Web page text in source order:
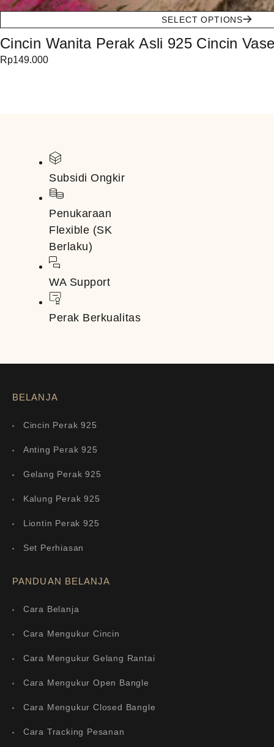
SELECT OPTIONS
Cincin Wanita Perak Asli 925 Cincin
Rp149.000
Subsidi Ongkir
Penukaraan
Flexible (SK
Berlaku)
WA Support
Perak Berkualitas
BELANJA
Cincin Perak 925
Anting Perak 925
Gelang Perak 925
Kalung Perak 925
Liontin Perak 925
Set Perhiasan
PANDUAN BELANJA
Cara Belanja
Cara Mengukur Cincin
Cara Mengukur Gelang Rantai
Cara Mengukur Open Bangle
Cara Mengukur Closed Bangle
Cara Tracking Pesanan